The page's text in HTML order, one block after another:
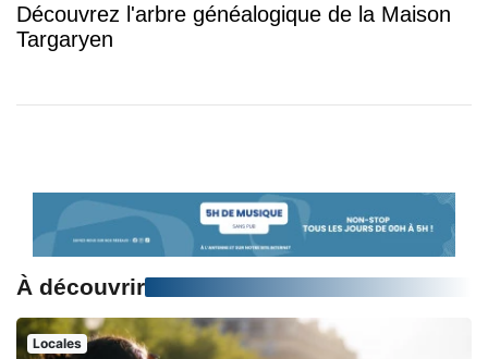
Découvrez l'arbre généalogique de la Maison
Targaryen
À découvrir
Locales